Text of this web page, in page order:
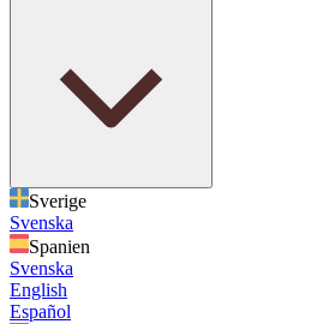
Sverige
Svenska
Spanien
Svenska
English
Español